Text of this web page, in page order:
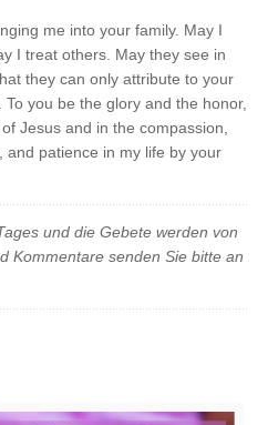
me into your family. May I
I treat others. May they see in
they can only attribute to your
you be the glory and the honor,
Jesus and in the compassion,
and patience in my life by your
und die Gebete werden von
Kommentare senden Sie bitte an